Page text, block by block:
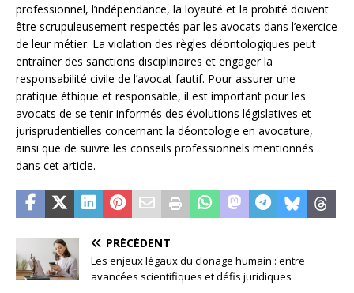
professionnel, l’indépendance, la loyauté et la probité doivent
être scrupuleusement respectés par les avocats dans l’exercice
de leur métier. La violation des règles déontologiques peut
entraîner des sanctions disciplinaires et engager la
responsabilité civile de l’avocat fautif. Pour assurer une
pratique éthique et responsable, il est important pour les
avocats de se tenir informés des évolutions législatives et
jurisprudentielles concernant la déontologie en avocature,
ainsi que de suivre les conseils professionnels mentionnés
dans cet article.
PRÉCÉDENT
Les enjeux légaux du clonage humain : entre
avancées scientifiques et défis juridiques